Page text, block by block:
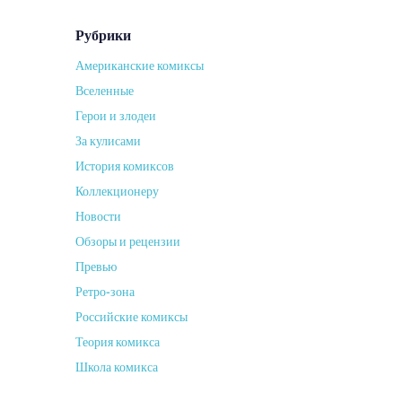
Рубрики
Американские комиксы
Вселенные
Герои и злодеи
За кулисами
История комиксов
Коллекционеру
Новости
Обзоры и рецензии
Превью
Ретро-зона
Российские комиксы
Теория комикса
Школа комикса